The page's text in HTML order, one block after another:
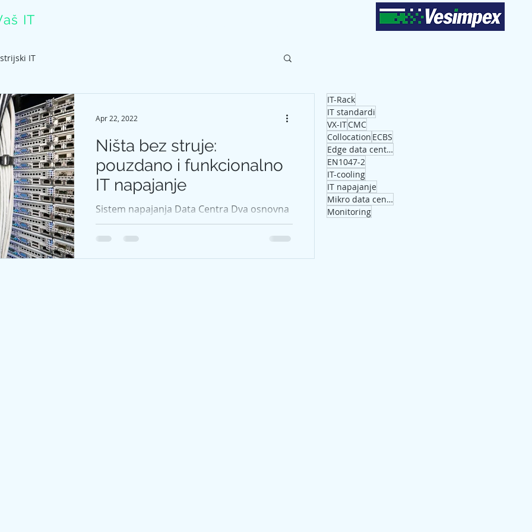
IT
IT
Ništa bez struje:
pouzdano i funkcionalno
IT napajanje
Sistem napajanja Data Centra Dva osnovna
tehnička sistema bez kojih se ne može
zamisliti funkcionisanje data centra su
Apr 22, 2022
IT-Rack
IT standardi
VX-ITCMC
Collocation ECBS
Edge data centar
EN1047-2
IT-cooling
IT napajanje
Mikro data centar
Monitoring